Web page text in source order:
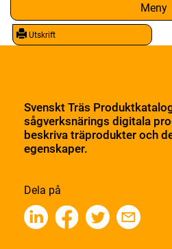
Meny
Utskrift
Svenskt Träs
sågverksnärings digitala
beskriva träprodukter och
egenskaper.
Dela på